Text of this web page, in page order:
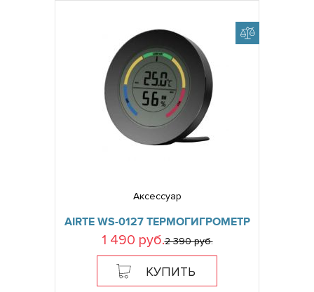
Аксессуар
AIRTE WS-0127 ТЕРМОГИГРОМЕТР
1 490 руб.2 390 руб.
КУПИТЬ